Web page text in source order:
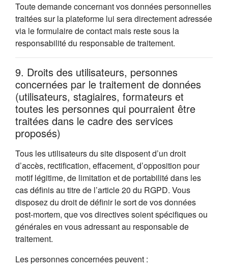
Toute demande concernant vos données personnelles
traitées sur la plateforme lui sera directement adressée
via le formulaire de contact mais reste sous la
responsabilité du responsable de traitement.
9. Droits des utilisateurs, personnes
concernées par le traitement de données
(utilisateurs, stagiaires, formateurs et
toutes les personnes qui pourraient être
traitées dans le cadre des services
proposés)
Tous les utilisateurs du site disposent d’un droit
d’accès, rectification, effacement, d’opposition pour
motif légitime, de limitation et de portabilité dans les
cas définis au titre de l’article 20 du RGPD. Vous
disposez du droit de définir le sort de vos données
post-mortem, que vos directives soient spécifiques ou
générales en vous adressant au responsable de
traitement.
Les personnes concernées peuvent :